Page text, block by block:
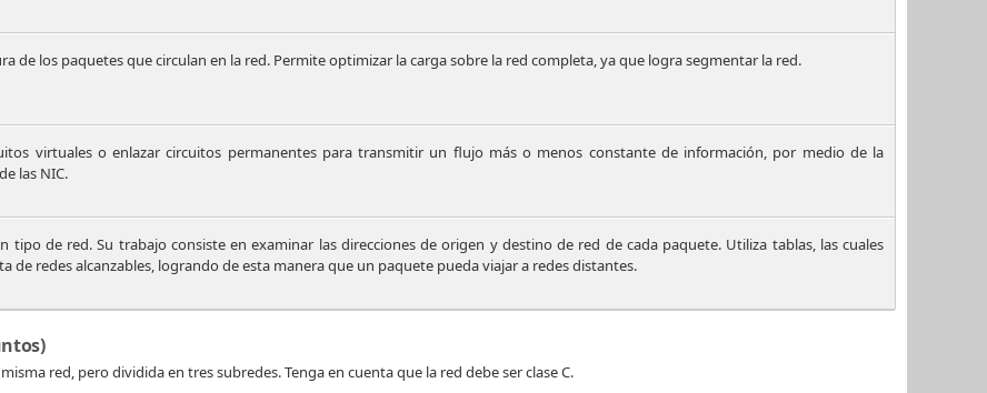
de los paquetes que circulan en la red. Permite optimizar la carga sobre la red completa, ya que logra segmentar la red.
virtuales o enlazar circuitos permanentes para transmitir un flujo más o menos constante de información, por medio de la
las NIC.
tipo de red. Su trabajo consiste en examinar las direcciones de origen y destino de red de cada paquete. Utiliza tablas, las cuales
de redes alcanzables, logrando de esta manera que un paquete pueda viajar a redes distantes.
red, pero dividida en tres subredes. Tenga en cuenta que la red debe ser clase C.